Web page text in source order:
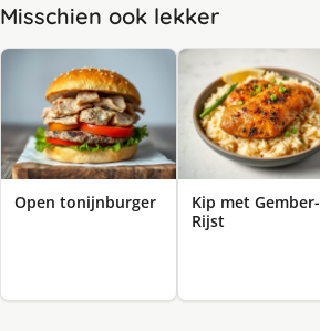
Misschien ook lekker
Open tonijnburger
Kip met Gember-
Rijst